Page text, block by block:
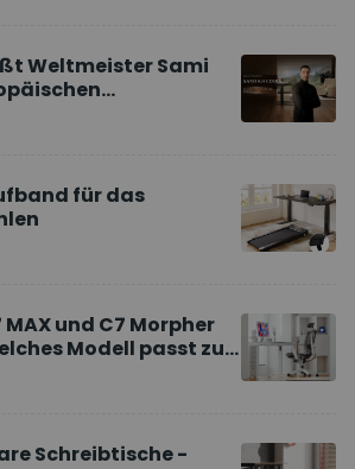
Weltmeister Sami
für das
MAX und C7 Morpher
Modell passt zu
Schreibtische -